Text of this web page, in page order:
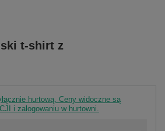
t-shirt z
hurtową. Ceny widoczne są
i zalogowaniu w hurtowni.